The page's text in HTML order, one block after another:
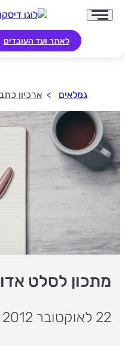
לאתר ועד העובדים
גמלאים ארכיון
מתכון לסלט
22 לאוקטובר 2012